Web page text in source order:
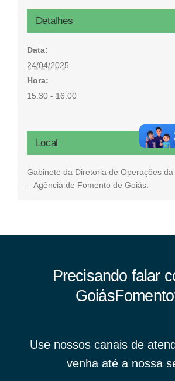
Detalhes
Data:
24/04/2025
Hora:
15:30 - 16:00
Local
Gabinete da Diretoria de Operações
– Agência de Fomento de Goiás.
Precisando falar
Use nossos canais de
venha até a nossa